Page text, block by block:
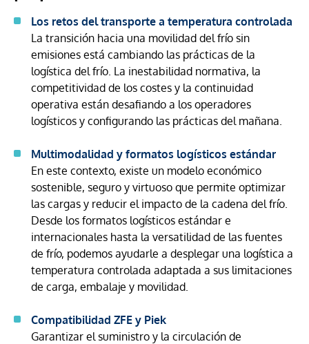
Los retos del transporte a temperatura controlada
La transición hacia una movilidad del frío sin
emisiones está cambiando las prácticas de la
logística del frío. La inestabilidad normativa, la
competitividad de los costes y la continuidad
operativa están desafiando a los operadores
logísticos y configurando las prácticas del mañana.
Multimodalidad y formatos logísticos estándar
En este contexto, existe un modelo económico
sostenible, seguro y virtuoso que permite optimizar
las cargas y reducir el impacto de la cadena del frío.
Desde los formatos logísticos estándar e
internacionales hasta la versatilidad de las fuentes
de frío, podemos ayudarle a desplegar una logística a
temperatura controlada adaptada a sus limitaciones
de carga, embalaje y movilidad.
Compatibilidad ZFE y Piek
Garantizar el suministro y la circulación de